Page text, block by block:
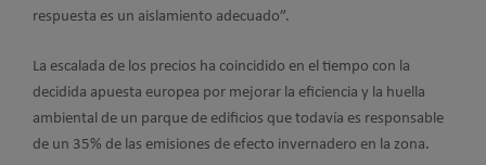
respuesta es un aislamiento adecuado”.
La escalada de los precios ha coincidido en el tiempo con la
decidida apuesta europea por mejorar la eficiencia y la huella
ambiental de un parque de edificios que todavía es responsable
de un 35% de las emisiones de efecto invernadero en la zona.